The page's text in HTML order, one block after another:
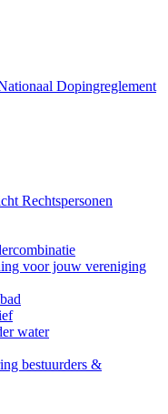
Dopingreglement
Rechtspersonen
voor jouw vereniging
water
bestuurders &